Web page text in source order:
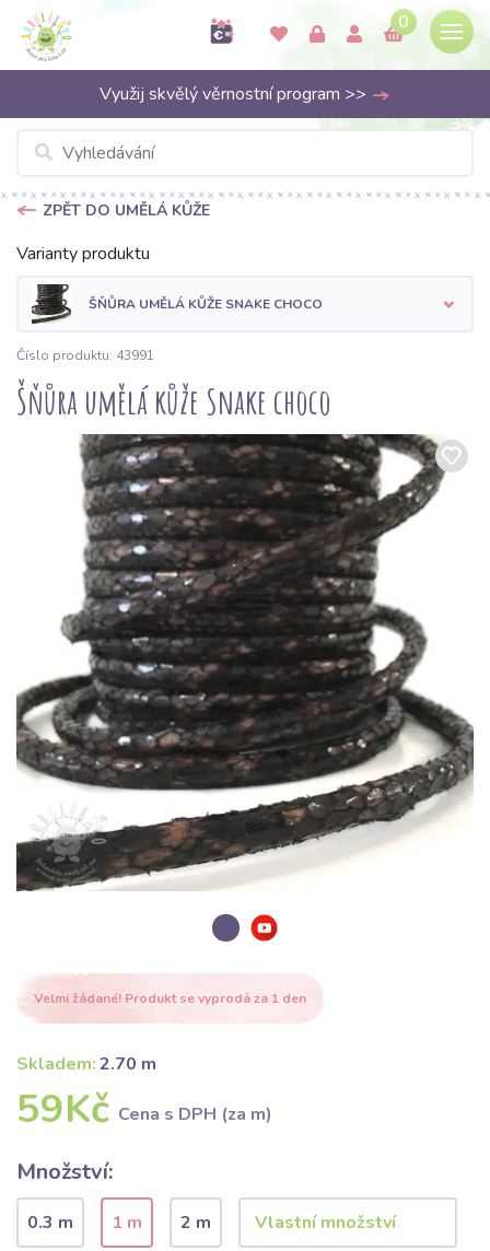
0
Využij skvělý věrnostní program >>
ZPĚT DO UMĚLÁ KŮŽE
Varianty produktu
ŠŇŮRA UMĚLÁ KŮŽE SNAKE CHOCO
Číslo produktu: 43991
Šňůra umělá kůže Snake choco
Velmi žádané! Produkt se vyprodá za 1 den
Skladem:2.70 m
59Kč Cena s DPH (za m)
Množství:
0.3 m 1 m
2 m